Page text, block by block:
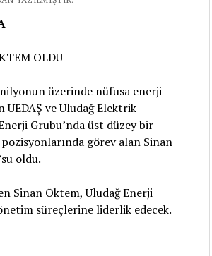
OLDU
üzerinde nüfusa enerji
UEDAŞ ve Uludağ Elektrik
Grubu’nda üst düzey bir
görev alan Sinan
oldu.
Sinan Öktem, Uludağ Enerji
süreçlerine liderlik edecek.